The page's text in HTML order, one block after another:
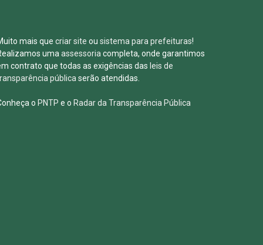
mais que criar site ou sistema para prefeituras!
uma assessoria completa, onde garantimos
contrato que todas as exigências das leis de
pública serão atendidas.
o PNTP e o Radar da Transparência Pública